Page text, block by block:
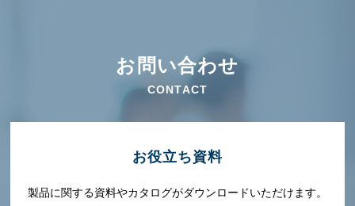
お問い合わせ
CONTACT
お役⽴ち資料
製品に関する資料やカタログがダウンロードいただけます。